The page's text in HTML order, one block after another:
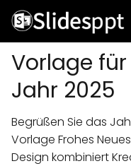
Vorlage
Jahr 2025
Begrüßen Sie das
Vorlage Frohes
Design kombiniert